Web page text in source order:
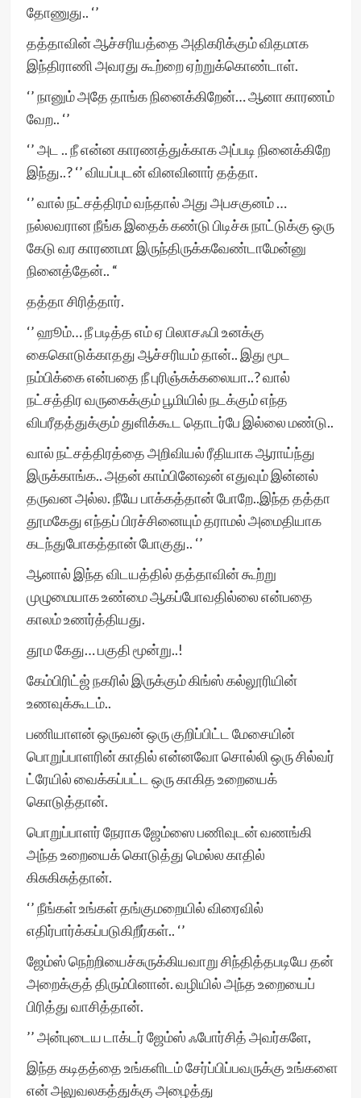
தோணுது.. ‘’
தத்தாவின் ஆச்சரியத்தை அதிகரிக்கும் விதமாக
இந்திராணி அவரது கூற்றை ஏற்றுக்கொண்டாள்.
‘’ நானும் அதே தாங்க நினைக்கிறேன்… ஆனா காரணம்
வேற.. ‘’
‘’ அட .. நீ என்ன காரணத்துக்காக அப்படி நினைக்கிறே
இந்து..? ‘’ வியப்புடன் வினவினார் தத்தா.
‘’ வால் நட்சத்திரம் வந்தால் அது அபசகுனம் …
நல்லவரான நீங்க இதைக் கண்டு பிடிச்சு நாட்டுக்கு ஒரு
கேடு வர காரணமா இருந்திருக்கவேண்டாமேன்னு
நினைத்தேன்.. “
தத்தா சிரித்தார்.
‘’ ஹூம்… நீ படித்த எம் ஏ பிலாசஃபி உனக்கு
கைகொடுக்காதது ஆச்சரியம் தான்.. இது மூட
நம்பிக்கை என்பதை நீ புரிஞ்சுக்கலையா..? வால்
நட்சத்திர வருகைக்கும் பூமியில் நடக்கும் எந்த
விபரீதத்துக்கும் துளிக்கூட தொடர்பே இல்லை மண்டு..
வால் நட்சத்திரத்தை அறிவியல் ரீதியாக ஆராய்ந்து
இருக்காங்க.. அதன் காம்பினேஷன் எதுவும் இன்னல்
தருவன அல்ல. நீயே பாக்கத்தான் போறே..இந்த தத்தா
தூமகேது எந்தப் பிரச்சினையும் தராமல் அமைதியாக
கடந்துபோகத்தான் போகுது.. ‘’
ஆனால் இந்த விடயத்தில் தத்தாவின் கூற்று
முழுமையாக உண்மை ஆகப்போவதில்லை என்பதை
காலம் உணர்த்தியது.
தூம கேது… பகுதி மூன்று..!
கேம்பிரிட்ஜ் நகரில் இருக்கும் கிங்ஸ் கல்லூரியின்
உணவுக்கூடம்..
பணியாளன் ஒருவன் ஒரு குறிப்பிட்ட மேசையின்
பொறுப்பாளரின் காதில் என்னவோ சொல்லி ஒரு சில்வர்
ட்ரேயில் வைக்கப்பட்ட ஒரு காகித உறையைக்
கொடுத்தான்.
பொறுப்பாளர் நேராக ஜேம்ஸை பணிவுடன் வணங்கி
அந்த உறையைக் கொடுத்து மெல்ல காதில்
கிசுகிசுத்தான்.
‘’ நீங்கள் உங்கள் தங்குமறையில் விரைவில்
எதிர்பார்க்கப்படுகிறீர்கள்.. ‘’
ஜேம்ஸ் நெற்றியைச்சுருக்கியவாறு சிந்தித்தபடியே தன்
அறைக்குத் திரும்பினான். வழியில் அந்த உறையைப்
பிரித்து வாசித்தான்.
’’ அன்புடைய டாக்டர் ஜேம்ஸ் ஃபோர்சித் அவர்களே,
இந்த கடிதத்தை உங்களிடம் சேர்ப்பிப்பவருக்கு உங்களை
என் அலுவலகத்துக்கு அழைத்து